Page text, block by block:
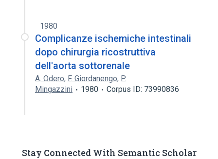
1980
Complicanze ischemiche intestinali
dopo chirurgia ricostruttiva
dell'aorta sottorenale
A. Odero, F. Giordanengo, P.
Mingazzini
1980 Corpus ID: 73990836
Stay Connected With Semantic Scholar